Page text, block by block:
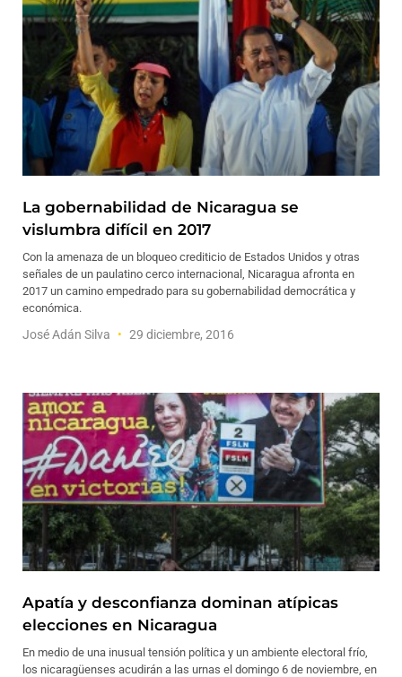
La gobernabilidad de Nicaragua se
vislumbra difícil en 2017
Con la amenaza de un bloqueo crediticio de Estados Unidos y otras
señales de un paulatino cerco internacional, Nicaragua afronta en
2017 un camino empedrado para su gobernabilidad democrática y
económica.
José Adán Silva 29 diciembre, 2016
Apatía y desconfianza dominan atípicas
elecciones en Nicaragua
En medio de una inusual tensión política y un ambiente electoral frío,
los nicaragüenses acudirán a las urnas el domingo 6 de noviembre, en